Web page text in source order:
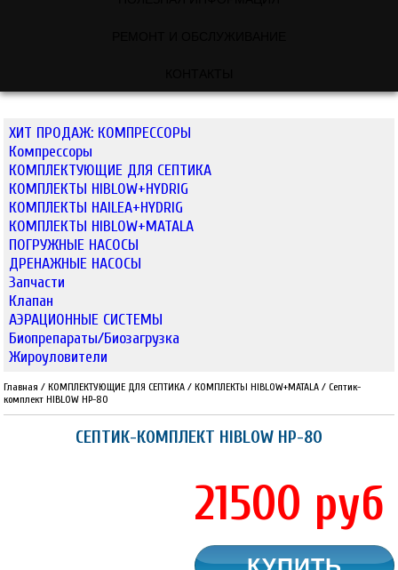
ХИТ ПРОДАЖ: КОМПРЕССОРЫ
Компрессоры
КОМПЛЕКТУЮЩИЕ ДЛЯ СЕПТИКА
КОМПЛЕКТЫ HIBLOW+HYDRIG
КОМПЛЕКТЫ HAILEA+HYDRIG
КОМПЛЕКТЫ HIBLOW+MATALA
ПОГРУЖНЫЕ НАСОСЫ
ДРЕНАЖНЫЕ НАСОСЫ
Запчасти
Клапан
АЭРАЦИОННЫЕ СИСТЕМЫ
Биопрепараты/Биозагрузка
Жироуловители
Главная /КОМПЛЕКТУЮЩИЕ ДЛЯ СЕПТИКА /КОМПЛЕКТЫ HIBLOW+MATALA /Септик-
комплект HIBLOW HP-80
СЕПТИК-КОМПЛЕКТ HIBLOW HP-80
21500 руб